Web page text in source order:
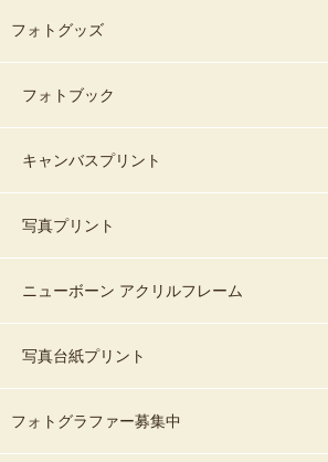
フォトグッズ
フォトブック
キャンバスプリント
写真プリント
ニューボーン アクリルフレーム
写真台紙プリント
フォトグラファー募集中